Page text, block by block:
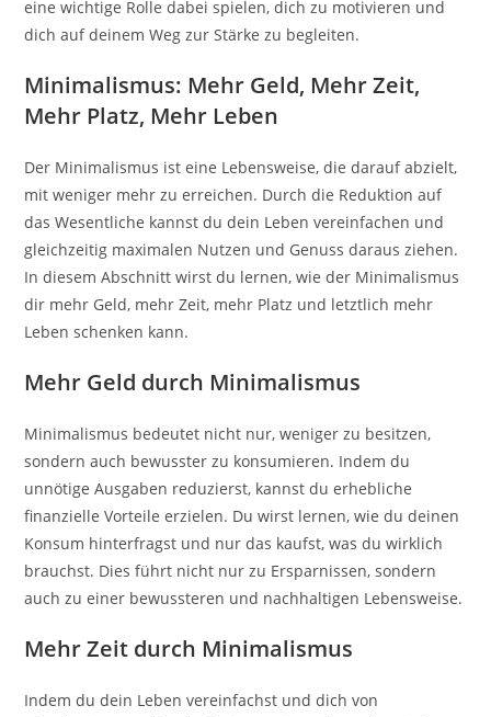
eine wichtige Rolle dabei spielen, dich zu motivieren und
dich auf deinem Weg zur Stärke zu begleiten.
Minimalismus: Mehr Geld, Mehr Zeit,
Mehr Platz, Mehr Leben
Der Minimalismus ist eine Lebensweise, die darauf abzielt,
mit weniger mehr zu erreichen. Durch die Reduktion auf
das Wesentliche kannst du dein Leben vereinfachen und
gleichzeitig maximalen Nutzen und Genuss daraus ziehen.
In diesem Abschnitt wirst du lernen, wie der Minimalismus
dir mehr Geld, mehr Zeit, mehr Platz und letztlich mehr
Leben schenken kann.
Mehr Geld durch Minimalismus
Minimalismus bedeutet nicht nur, weniger zu besitzen,
sondern auch bewusster zu konsumieren. Indem du
unnötige Ausgaben reduzierst, kannst du erhebliche
finanzielle Vorteile erzielen. Du wirst lernen, wie du deinen
Konsum hinterfragst und nur das kaufst, was du wirklich
brauchst. Dies führt nicht nur zu Ersparnissen, sondern
auch zu einer bewussteren und nachhaltigen Lebensweise.
Mehr Zeit durch Minimalismus
Indem du dein Leben vereinfachst und dich von